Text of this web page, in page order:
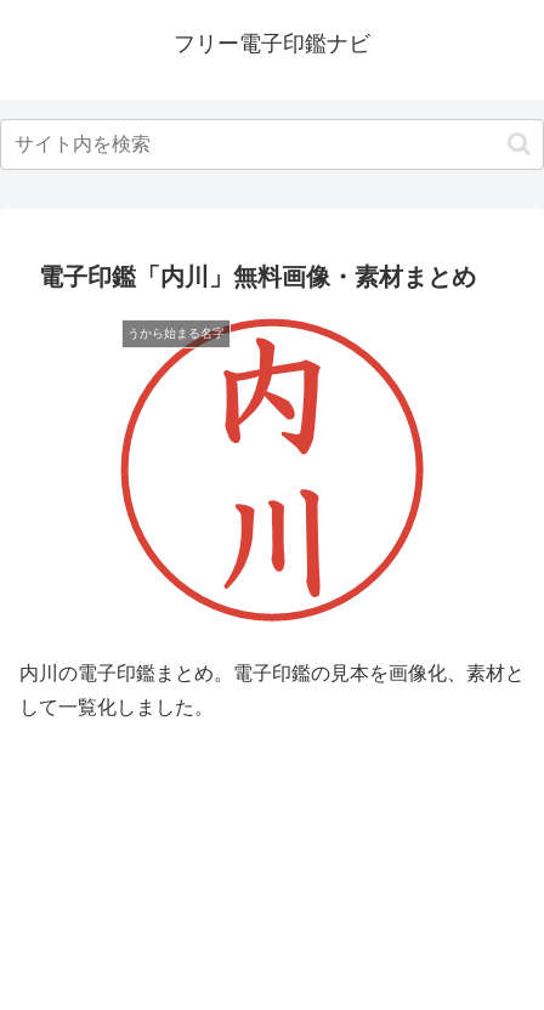
フリー電子印鑑ナビ
電子印鑑「内川」無料画像・素材まとめ
うから始まる名字
内川の電子印鑑まとめ。電子印鑑の見本を画像化、素材と
して一覧化しました。